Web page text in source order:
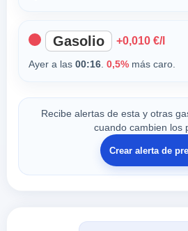
Gasolio +0,010 €/l
Ayer a las 00:16. 0,5%más caro.
Recibe alertas de esta y otras
cuando cambien los
Crear alerta de